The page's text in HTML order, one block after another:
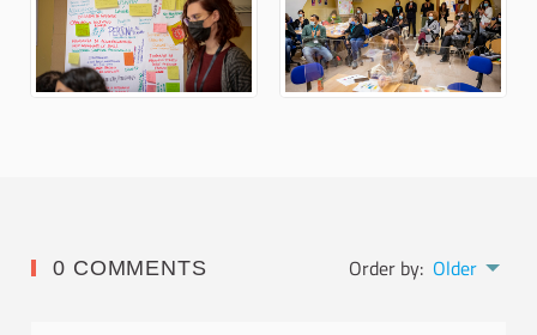
0 COMMENTS Order by: Older